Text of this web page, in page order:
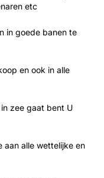
etc
in goede banen te
en ook in alle
zee gaat bent U
aan alle wettelijke en